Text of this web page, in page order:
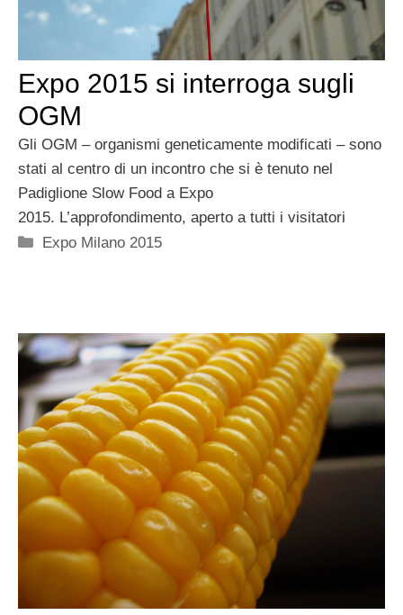
Expo 2015 si interroga sugli
OGM
Gli OGM – organismi geneticamente modificati – sono
stati al centro di un incontro che si è tenuto nel
Padiglione Slow Food a Expo
2015. L’approfondimento, aperto a tutti i visitatori
Categorie
Expo Milano 2015